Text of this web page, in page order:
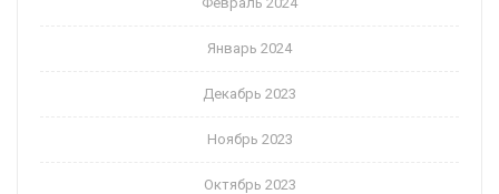
Январь 2024
Декабрь 2023
Ноябрь 2023
Октябрь 2023